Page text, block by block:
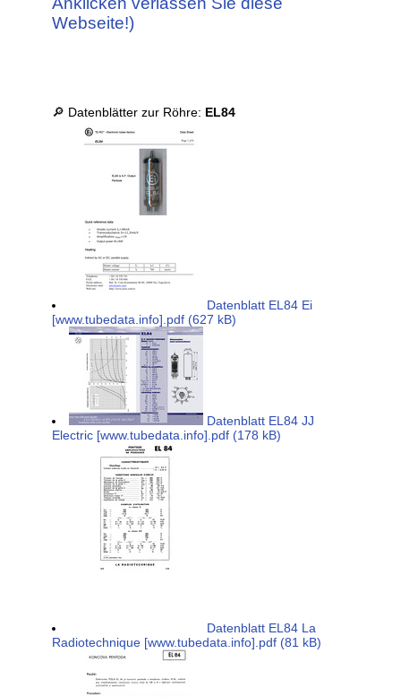
Webseite!)
🔎 Datenblätter zur Röhre: EL84
Datenblatt EL84 Ei
[www.tubedata.info].pdf (627 kB)
Datenblatt EL84 JJ
Electric [www.tubedata.info].pdf (178 kB)
Datenblatt EL84 La
Radiotechnique [www.tubedata.info].pdf (81 kB)